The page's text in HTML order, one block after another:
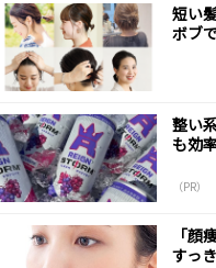
短い
ボブ
整い
も効
（PR）
「顔
すっ